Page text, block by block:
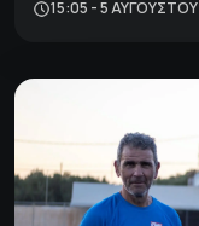
15:05 - 5 ΑΥΓΟΎΣΤΟΥ